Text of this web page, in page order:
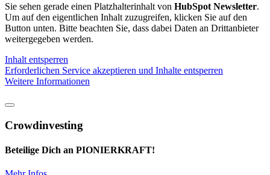
Sie sehen gerade einen Platzhalterinhalt von HubSpot Newsletter.
Um auf den eigentlichen Inhalt zuzugreifen, klicken Sie auf den
Button unten. Bitte beachten Sie, dass dabei Daten an Drittanbieter
weitergegeben werden.
Inhalt entsperren
Erforderlichen Service akzeptieren und Inhalte entsperren
Weitere Informationen
Crowdinvesting
Beteilige Dich an PIONIERKRAFT!